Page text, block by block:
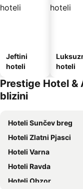
Jeftini
hoteli
hoteli
Prestige Hotel &
blizini
Hoteli Sunčev breg
Hoteli Zlatni Pjasci
Hoteli Varna
Hoteli Ravda
Hoteli Obzor